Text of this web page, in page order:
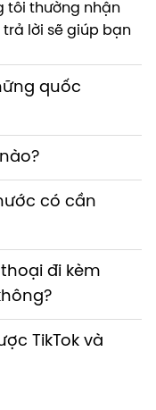
tôi thường nhận
lời sẽ giúp bạn
quốc
có cần
đi kèm
TikTok và